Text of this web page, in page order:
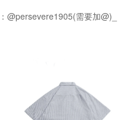
@persevere1905(需要加@)_